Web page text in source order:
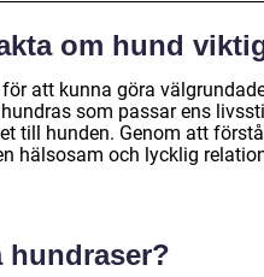
om hund
att kunna göra
som passar ens
till hunden. Genom att förstå
hälsosam och lycklig
hundraser?